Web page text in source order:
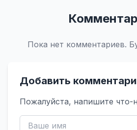
Пока нет комментариев.
Добавить
Пожалуйста, напишите что-